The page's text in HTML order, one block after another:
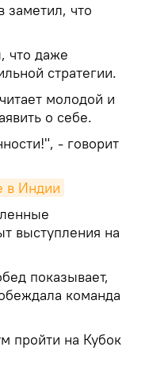
что
что даже
стратегии.
молодой и
о себе.
- говорит
в Индии
выступления на
показывает,
команда
пройти на Кубок